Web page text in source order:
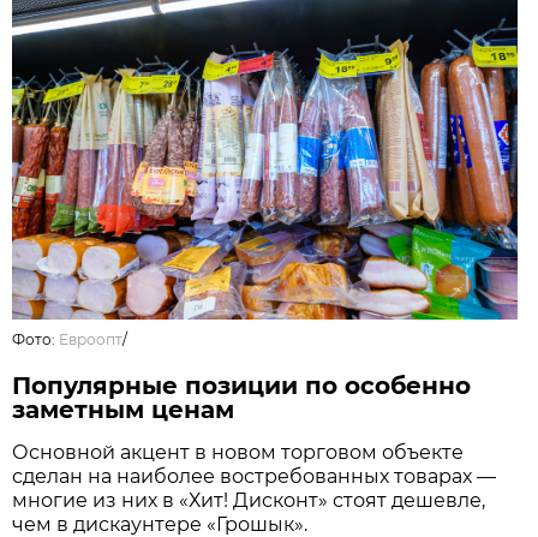
Фото: Евроопт/
Популярные позиции по особенно
заметным ценам
Основной акцент в новом торговом объекте
сделан на наиболее востребованных товарах —
многие из них в «Хит! Дисконт» стоят дешевле,
чем в дискаунтере «Грошык».